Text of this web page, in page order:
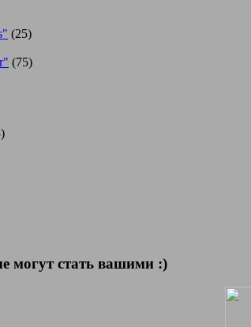
(25)
(75)
могут стать вашими :)